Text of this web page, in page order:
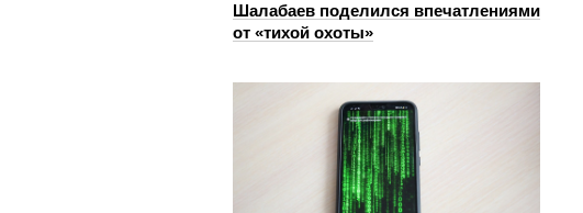
Шалабаев поделился впечатлениями
от «тихой охоты»